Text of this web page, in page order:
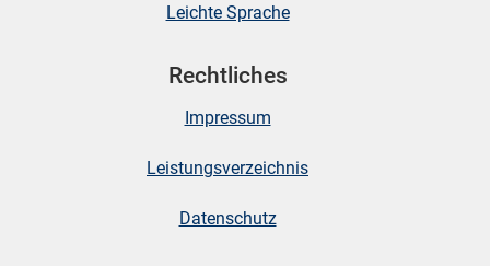
Leichte Sprache
Rechtliches
Impressum
Leistungsverzeichnis
Datenschutz